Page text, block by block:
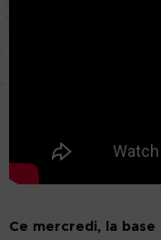
Ce mercredi, la base